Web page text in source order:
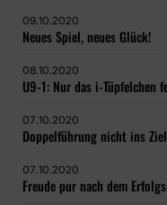
09.10.2020
Neues Spiel, neues Glück!
08.10.2020
U9-1: Nur das i-Tüpfelchen
07.10.2020
Doppelführung nicht ins
07.10.2020
Freude pur nach dem